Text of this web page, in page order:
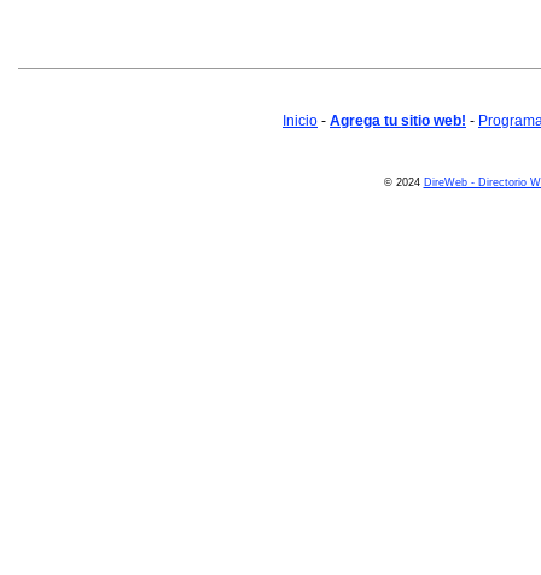
Inicio - Agrega tu sitio web! -
© 2024 DireWeb - Directorio